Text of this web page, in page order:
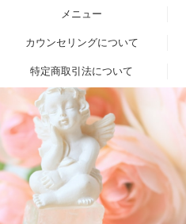
メニュー
カウンセリングについて
特定商取引法について